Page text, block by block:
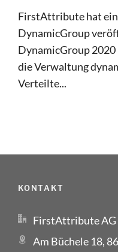
FirstAttribute hat
DynamicGroup
DynamicGroup
die Verwaltung
Verteilte...
KONTAKT
FirstAttribute AG
Am Büchele 18,